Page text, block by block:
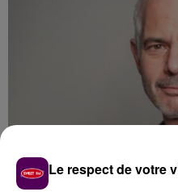
Le respect de votre